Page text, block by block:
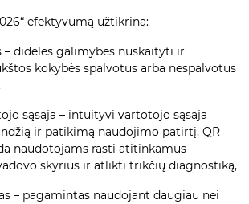
efektyvumą užtikrina:
didelės galimybės nuskaityti ir
kokybės spalvotus arba nespalvotus
sąsaja – intuityvi vartotojo sąsaja
ir patikimą naudojimo patirtį, QR
naudotojams rasti atitinkamus
skyrius ir atlikti trikčių diagnostiką,
– pagamintas naudojant daugiau nei